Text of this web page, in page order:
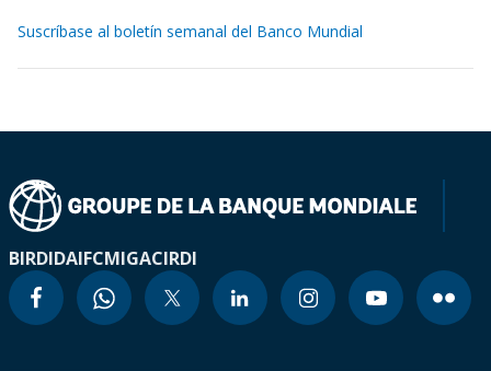
Suscríbase al boletín semanal del Banco Mundial
BIRDIDAIFCMIGACIRDI